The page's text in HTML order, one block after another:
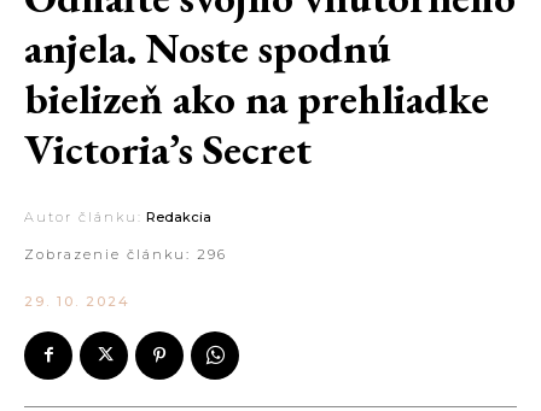
anjela. Noste spodnú
bielizeň ako na prehliadke
Victoria’s Secret
Autor článku: Redakcia
Zobrazenie článku: 296
29. 10. 2024